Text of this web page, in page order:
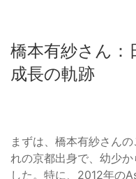
橋本有紗さん：
成長の軌跡
まずは、橋本有紗さん
れの京都出身で、幼少
した。特に、2012年の